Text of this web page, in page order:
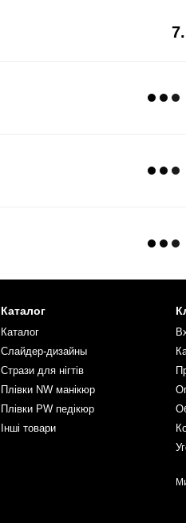
7.
Каталог
Каталог
Слайдер-дизайны
Стрази для нігтів
Плівки NW манікюр
Плівки PW педікюр
Інші товари